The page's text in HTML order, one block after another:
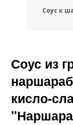
Соус к
Соус из
Соус к
Соус из
кисло-